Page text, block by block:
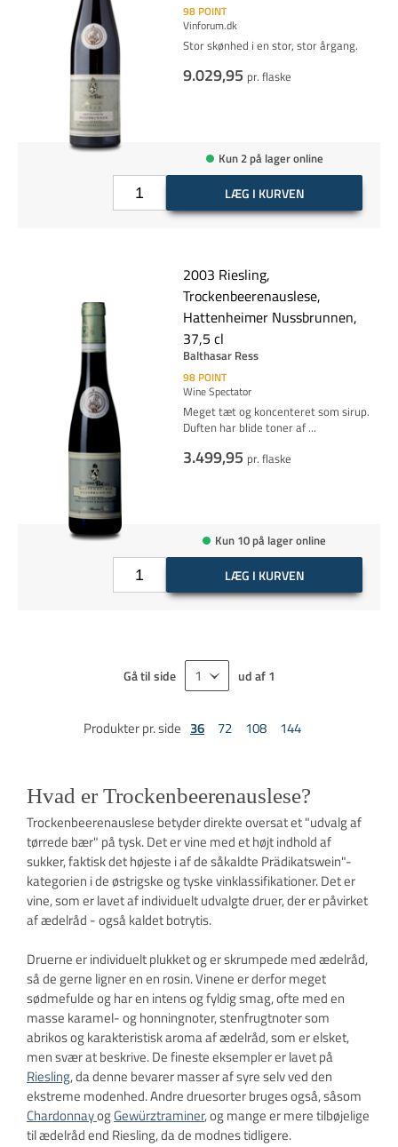
98 POINT
Vinforum.dk
Stor skønhed i en stor, stor årgang.
9.029,95 pr. flaske
Kun 2 på lager online
LÆG I KURVEN
2003 Riesling,
Trockenbeerenauslese,
Hattenheimer Nussbrunnen,
37,5 cl
Balthasar Ress
98 POINT
Wine Spectator
Meget tæt og koncenteret som sirup.
Duften har blide toner af ...
3.499,95 pr. flaske
Kun 10 på lager online
LÆG I KURVEN
Gå til side ud af 1
Produkter pr. side 36 72 108 144
Hvad er Trockenbeerenauslese?
Trockenbeerenauslese betyder direkte oversat et "udvalg af
tørrede bær" på tysk. Det er vine med et højt indhold af
sukker, faktisk det højeste i af de såkaldte Prädikatswein"-
kategorien i de østrigske og tyske vinklassifikationer. Det er
vine, som er lavet af individuelt udvalgte druer, der er påvirket
af ædelråd - også kaldet botrytis.
Druerne er individuelt plukket og er skrumpede med ædelråd,
så de gerne ligner en en rosin. Vinene er derfor meget
sødmefulde og har en intens og fyldig smag, ofte med en
masse karamel- og honningnoter, stenfrugtnoter som
abrikos og karakteristisk aroma af ædelråd, som er elsket,
men svær at beskrive. De fineste eksempler er lavet på
Riesling, da denne bevarer masser af syre selv ved den
ekstreme modenhed. Andre druesorter bruges også, såsom
ChardonnayogGewürztraminer, og mange er mere tilbøjelige
til ædelråd end Riesling, da de modnes tidligere.